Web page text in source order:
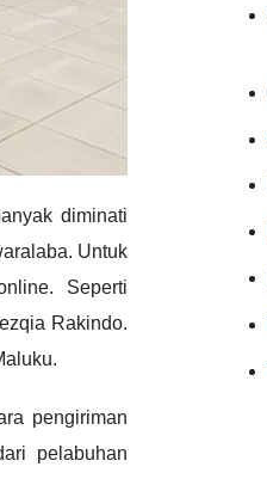
diminati
Untuk
Seperti
Rakindo.
pengiriman
pelabuhan